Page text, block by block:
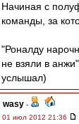
Начиная с
команды, за
"Роналду
не взяли в
услышал)
wasy -
01 июл 2012 21:36